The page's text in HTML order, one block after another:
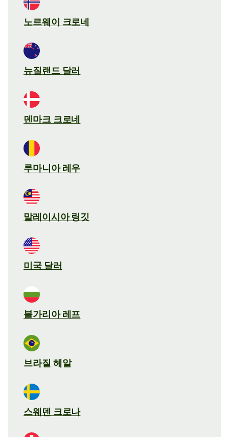
노르웨이 크로네
뉴질랜드 달러
덴마크 크로네
루마니아 레우
말레이시아 링깃
미국 달러
불가리아 레프
브라질 헤알
스웨덴 크로나